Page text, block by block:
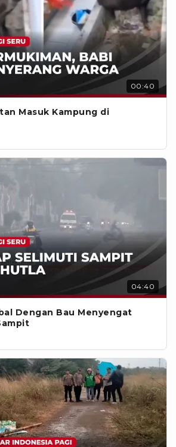
00:40
Masuk Kampung di
04:40
Dengan Bau Menyengat